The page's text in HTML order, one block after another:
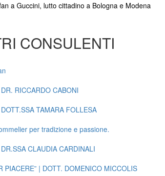
a Guccini, lutto cittadino a Bologna e Modena
CONSULENTI
RICCARDO CABONI
TAMARA FOLLESA
per tradizione e passione.
CLAUDIA CARDINALI
PIACERE” | DOTT. DOMENICO MICCOLIS